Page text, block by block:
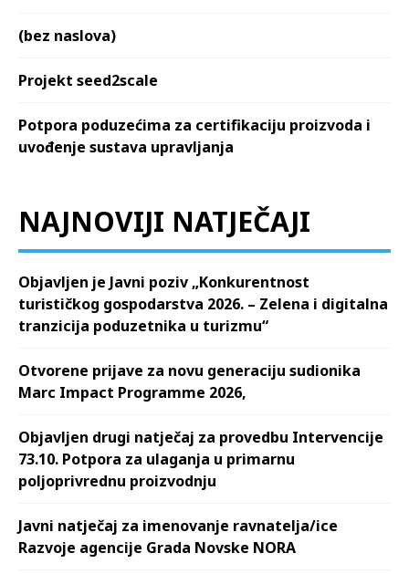
(bez naslova)
Projekt seed2scale
Potpora poduzećima za certifikaciju proizvoda i
uvođenje sustava upravljanja
NAJNOVIJI NATJEČAJI
Objavljen je Javni poziv „Konkurentnost
turističkog gospodarstva 2026. – Zelena i digitalna
tranzicija poduzetnika u turizmu“
Otvorene prijave za novu generaciju sudionika
Marc Impact Programme 2026,
Objavljen drugi natječaj za provedbu Intervencije
73.10. Potpora za ulaganja u primarnu
poljoprivrednu proizvodnju
Javni natječaj za imenovanje ravnatelja/ice
Razvoje agencije Grada Novske NORA